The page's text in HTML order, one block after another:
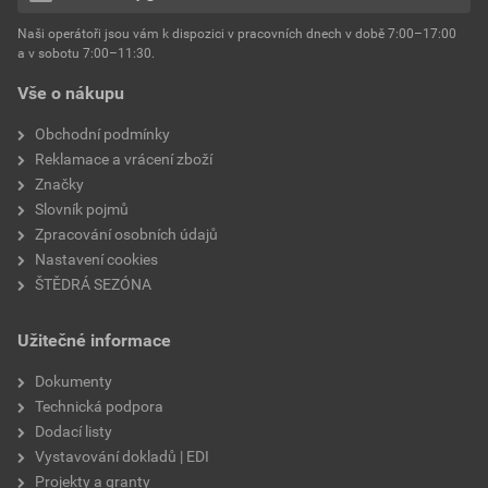
Environmentální prohlášení výrobku
Stáhnout
Velikost
hmotnost 25 kg
typ výrobku
faktor difuzního odporu
Vše o nákupu
Obchodní podmínky
Reklamace a vrácení zboží
Značky
Slovník pojmů
Zpracování osobních údajů
Nastavení cookies
ŠTĚDRÁ SEZÓNA
Užitečné informace
Dokumenty
Technická podpora
Dodací listy
Vystavování dokladů | EDI
Projekty a granty
Naši operátoři jsou vám k dispozici v pracovních dnech v době 7:00–17:00
a v sobotu 7:00–11:30.